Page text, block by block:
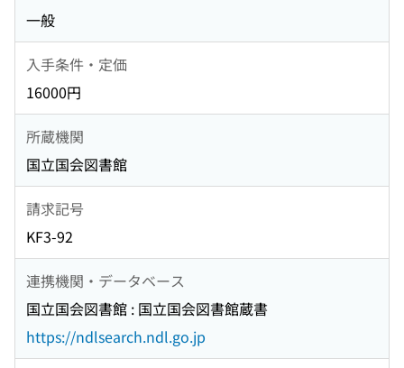
一般
入手条件・定価
16000円
所蔵機関
国立国会図書館
請求記号
KF3-92
連携機関・データベース
国立国会図書館 : 国立国会図書館蔵書
https://ndlsearch.ndl.go.jp